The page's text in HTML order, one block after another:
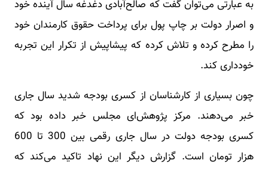
به عبارتی می‌توان گفت که صالح‌آبادی دغدغه سال آینده خود
و اصرار دولت بر چاپ پول برای پرداخت حقوق کارمندان خود
را مطرح کرده و تلاش کرده که پیشاپیش از تکرار این تجربه
خودداری کند.
چون بسیاری از کارشناسان از کسری بودجه شدید سال جاری
خبر می‌دهند. مرکز پژوهش‌ای مجلس خبر داده بود که
کسری بودجه دولت در سال جاری رقمی بین 300 تا 600
هزار تومان است. گزارش دیگر این نهاد تاکید می‌کند که